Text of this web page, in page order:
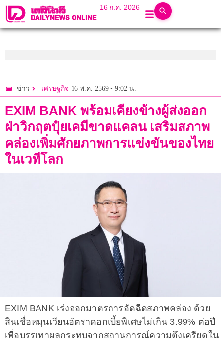
16 ก.ค. 2026
ข่าว เศรษฐกิจ 16 พ.ค. 2569 • 9:02 น.
EXIM BANK พร้อมเคียงข้างผู้ส่งออก
ฝ่าวิกฤตปุ๋ยเคมีขาดแคลน เสริมสภาพ
คล่องเพิ่มศักยภาพการแข่งขันของไทย
ในเวทีโลก
EXIM BANK เร่งออกมาตรการอัดฉีดสภาพคล่อง ด้วย
สินเชื่อหมุนเวียนอัตราดอกเบี้ยพิเศษไม่เกิน 3.99% ต่อปี
เพื่อบรรเทาผลกระทบจากสถานการณ์ความตึงเครียดใน